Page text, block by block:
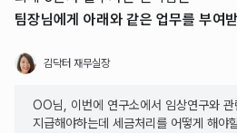
팀장님에게 아래와 같은 업무를 부여
김닥터 재무실장
OO님, 이번에 연구소에서 임상연구와
지급해야하는데 세금처리를 어떻게 해야